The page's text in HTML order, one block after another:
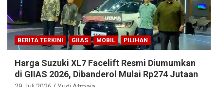
BERITA TERKINI GIIAS MOBIL PILIHAN
Harga Suzuki XL7 Facelift Resmi Diumumkan
di GIIAS 2026, Dibanderol Mulai Rp274 Jutaan